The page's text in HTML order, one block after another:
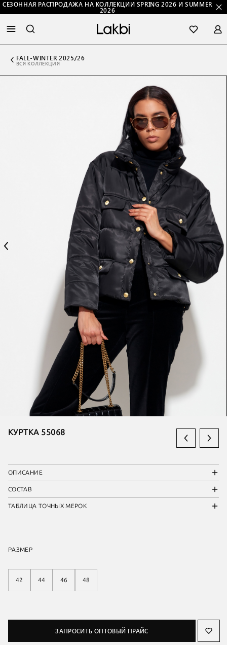
СЕЗОННАЯ РАСПРОДАЖА НА КОЛЛЕКЦИИ SPRING 2026 И SUMMER
2026
FALL-WINTER 2025/26
ВСЯ КОЛЛЕКЦИЯ
КУРТКА 55068
ОПИСАНИЕ
СОСТАВ
ТАБЛИЦА ТОЧНЫХ МЕРОК
РАЗМЕР
42 44 46 48
ЗАПРОСИТЬ ОПТОВЫЙ ПРАЙС